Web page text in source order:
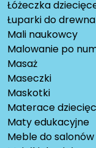
Łóżeczka
Łuparki do drewna
Mali naukowcy
Malowanie po
Masaż
Maseczki
Maskotki
Materace
Maty edukacyjne
Meble do